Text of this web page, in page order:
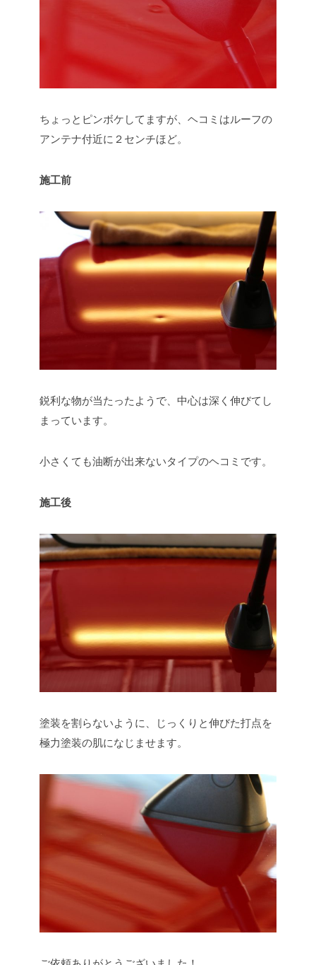
ちょっとピンボケしてますが、ヘコミはルーフの
アンテナ付近に２センチほど。
施工前
鋭利な物が当たったようで、中心は深く伸びてし
まっています。
小さくても油断が出来ないタイプのヘコミです。
施工後
塗装を割らないように、じっくりと伸びた打点を
極力塗装の肌になじませます。